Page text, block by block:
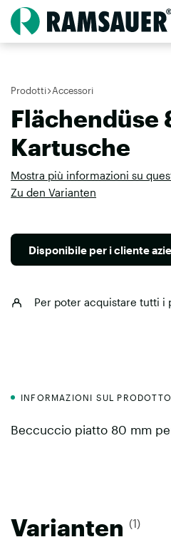
Prodotti Accessori
Flächendüse
Kartusche
Mostra più informazioni su
Zu den Varianten
Disponibile per i cliente
Per poter acquistare tutti
INFORMAZIONI SUL
Beccuccio piatto 80 mm
Varianten (1)